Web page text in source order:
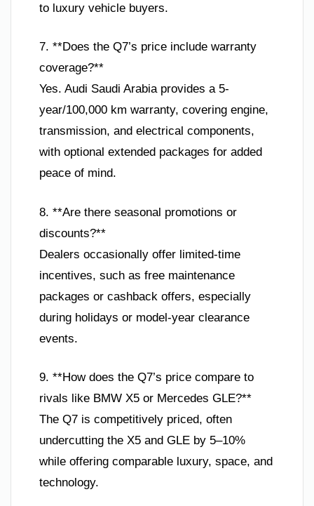
to luxury vehicle buyers.
7. **Does the Q7’s price include warranty
coverage?**
Yes. Audi Saudi Arabia provides a 5-
year/100,000 km warranty, covering engine,
transmission, and electrical components,
with optional extended packages for added
peace of mind.
8. **Are there seasonal promotions or
discounts?**
Dealers occasionally offer limited-time
incentives, such as free maintenance
packages or cashback offers, especially
during holidays or model-year clearance
events.
9. **How does the Q7’s price compare to
rivals like BMW X5 or Mercedes GLE?**
The Q7 is competitively priced, often
undercutting the X5 and GLE by 5–10%
while offering comparable luxury, space, and
technology.